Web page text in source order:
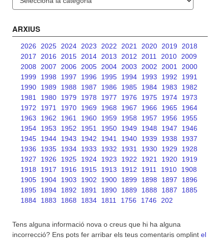
ARXIUS
2026 2025 2024 2023 2022 2021 2020 2019
2018
2017
2016 2015 2014 2013 2012 2011 2010
2009
2008
2007 2006 2005 2004 2003 2002 2001
2000
1999
1998 1997 1996 1995 1994 1993 1992
1991
1990
1989 1988 1987 1986 1985 1984 1983
1982
1981
1980 1979 1978 1977 1976 1975 1974
1973
1972
1971 1970 1969 1968 1967 1966 1965
1964
1963
1962 1961 1960 1959 1958 1957 1956
1955
1954
1953 1952 1951 1950 1949 1948 1947
1946
1945
1944 1943 1942 1941 1940 1939 1938
1937
1936
1935 1934 1933 1932 1931 1930 1929
1928
1927
1926 1925 1924 1923 1922 1921 1920
1919
1918
1917 1916 1915 1913 1912 1911 1910
1908
1905
1904 1903 1902 1900 1899 1898 1897
1896
1895
1894 1892 1891 1890 1889 1888 1887
1885
1884
1883 1868 1834 1811 1756 1746 202
Tens alguna informació nova o creus que hi ha alguna
incorrecció? Ens pots fer arribar els teus comentaris omplint el